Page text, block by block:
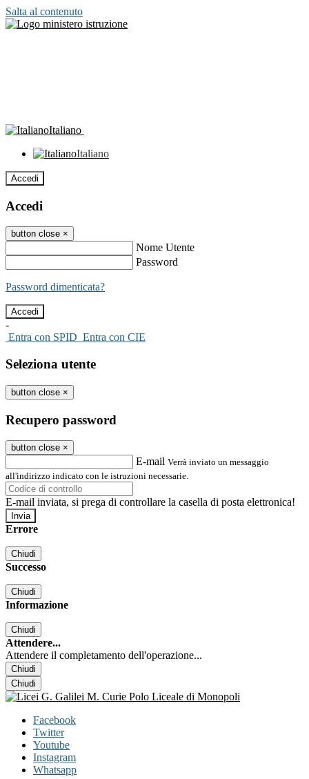
Salta al contenuto
Italiano
Italiano
Accedi
Accedi
button close ×
Nome Utente
Password
Password dimenticata?
-
Entra con SPID Entra con CIE
Seleziona utente
button close ×
Recupero password
button close ×
E-mail Verrà inviato un messaggio
all'indirizzo indicato con le istruzioni necessarie.
E-mail inviata, si prega di controllare la casella di posta elettronica!
Errore
Chiudi
Successo
Chiudi
Informazione
Chiudi
Attendere...
Attendere il completamento dell'operazione...
Chiudi
Chiudi
Facebook
Twitter
Youtube
Instagram
Whatsapp